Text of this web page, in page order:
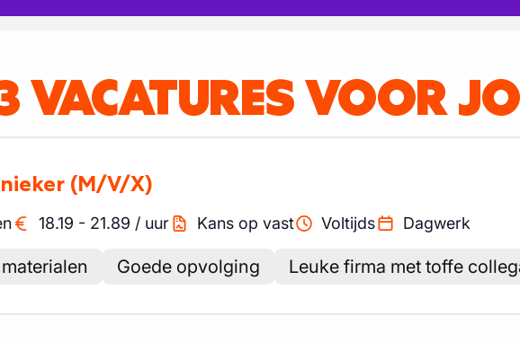
VACATURES VOOR
(M/V/X)
18.19 - 21.89 / uur Kans op vast Voltijds Dagwerk
Goede opvolging Leuke firma met toffe